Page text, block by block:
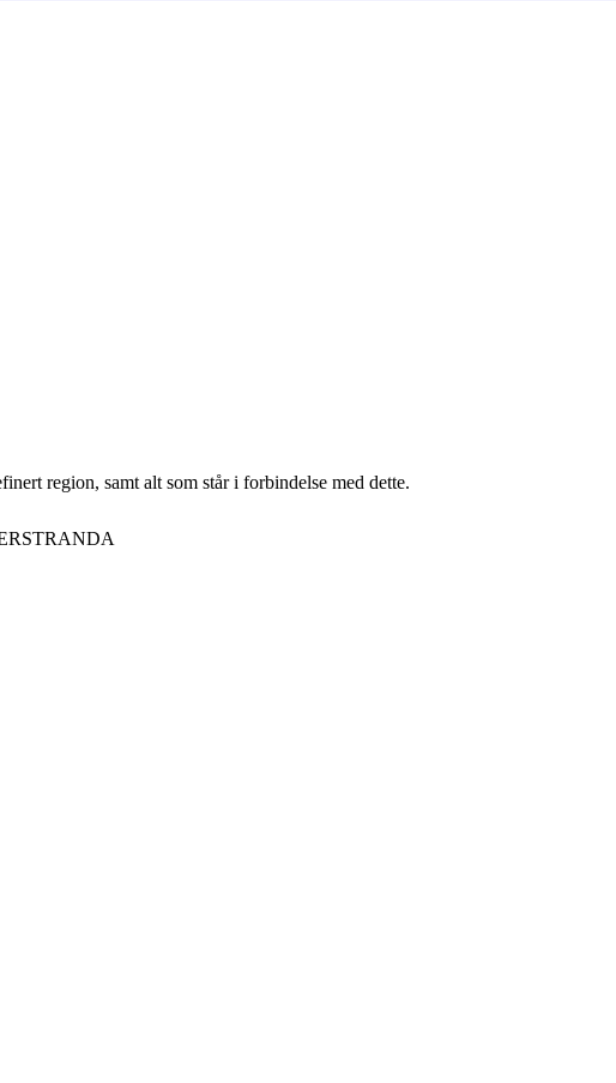
region, samt alt som står i forbindelse med dette.